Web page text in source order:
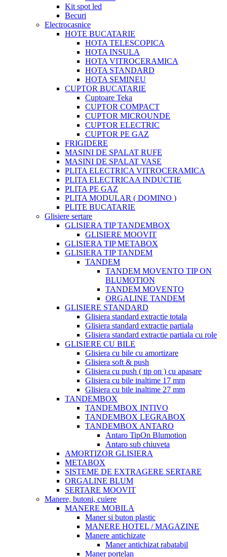
Kit spot led
Becuri
Electrocasnice
HOTE BUCATARIE
HOTA TELESCOPICA
HOTA INSULA
HOTA VITROCERAMICA
HOTA STANDARD
HOTA SEMINEU
CUPTOR BUCATARIE
Cuptoare Teka
CUPTOR COMPACT
CUPTOR MICROUNDE
CUPTOR ELECTRIC
CUPTOR PE GAZ
FRIGIDERE
MASINI DE SPALAT RUFE
MASINI DE SPALAT VASE
PLITA ELECTRICA VITROCERAMICA
PLITA ELECTRICAA INDUCTIE
PLITA PE GAZ
PLITA MODULAR ( DOMINO )
PLITE BUCATARIE
Glisiere sertare
GLISIERA TIP TANDEMBOX
GLISIERE MOOVIT
GLISIERA TIP METABOX
GLISIERA TIP TANDEM
TANDEM
TANDEM MOVENTO TIP ON
BLUMOTION
TANDEM MOVENTO
ORGALINE TANDEM
GLISIERE STANDARD
Glisiera standard extractie totala
Glisiera standard extractie partiala
Glisiera standard extractie partiala cu role
GLISIERE CU BILE
Glisiera cu bile cu amortizare
Glisiera soft & push
Glisiera cu push ( tip on ) cu apasare
Glisiera cu bile inaltime 17 mm
Glisiera cu bile inaltime 27 mm
TANDEMBOX
TANDEMBOX INTIVO
TANDEMBOX LEGRABOX
TANDEMBOX ANTARO
Antaro TipOn Blumotion
Antaro sub chiuveta
AMORTIZOR GLISIERA
METABOX
SISTEME DE EXTRAGERE SERTARE
ORGALINE BLUM
SERTARE MOOVIT
Manere, butoni, cuiere
MANERE MOBILA
Maner si buton plastic
MANERE HOTEL / MAGAZINE
Manere antichizate
Maner antichizat rabatabil
Maner portelan